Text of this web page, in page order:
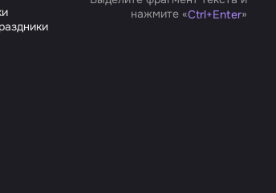
нажмите «Ctrl+Enter»